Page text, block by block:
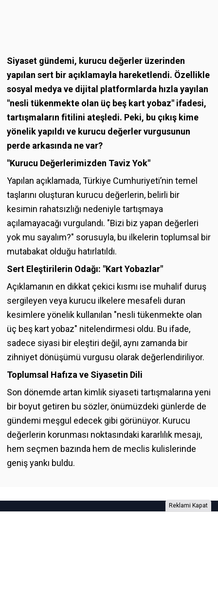
Siyaset gündemi, kurucu değerler üzerinden
yapılan sert bir açıklamayla hareketlendi. Özellikle
sosyal medya ve dijital platformlarda hızla yayılan
"nesli tükenmekte olan üç beş kart yobaz" ifadesi,
tartışmaların fitilini ateşledi. Peki, bu çıkış kime
yönelik yapıldı ve kurucu değerler vurgusunun
perde arkasında ne var?
"Kurucu Değerlerimizden Taviz Yok"
Yapılan açıklamada, Türkiye Cumhuriyeti’nin temel
taşlarını oluşturan kurucu değerlerin, belirli bir
kesimin rahatsızlığı nedeniyle tartışmaya
açılamayacağı vurgulandı. "Bizi biz yapan değerleri
yok mu sayalım?" sorusuyla, bu ilkelerin toplumsal bir
mutabakat olduğu hatırlatıldı.
Sert Eleştirilerin Odağı: "Kart Yobazlar"
Açıklamanın en dikkat çekici kısmı ise muhalif duruş
sergileyen veya kurucu ilkelere mesafeli duran
kesimlere yönelik kullanılan "nesli tükenmekte olan
üç beş kart yobaz" nitelendirmesi oldu. Bu ifade,
sadece siyasi bir eleştiri değil, aynı zamanda bir
zihniyet dönüşümü vurgusu olarak değerlendiriliyor.
Toplumsal Hafıza ve Siyasetin Dili
Son dönemde artan kimlik siyaseti tartışmalarına yeni
bir boyut getiren bu sözler, önümüzdeki günlerde de
gündemi meşgul edecek gibi görünüyor. Kurucu
değerlerin korunması noktasındaki kararlılık mesajı,
hem seçmen bazında hem de meclis kulislerinde
geniş yankı buldu.
Reklami Kapat